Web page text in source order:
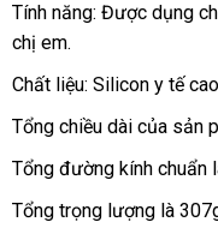
Tính năng: Được dụng
chị em.
Chất liệu: Silicon y tế
Tổng chiều dài giá
rẻ
của sản
Tổng đường kính chuẩn
Tổng trọng lượng là